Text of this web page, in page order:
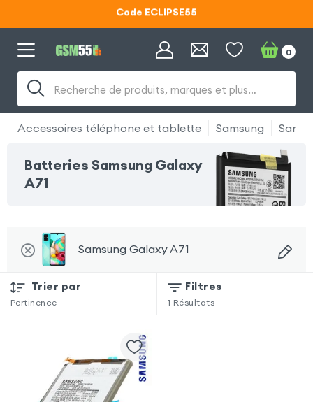
Code ECLIPSE55
Recherche de produits, marques et plus…
0
Accessoires téléphone et tablette Samsung
Batteries Samsung Galaxy
A71
Samsung Galaxy A71
Trier par
Pertinence
Filtres
1 Résultats